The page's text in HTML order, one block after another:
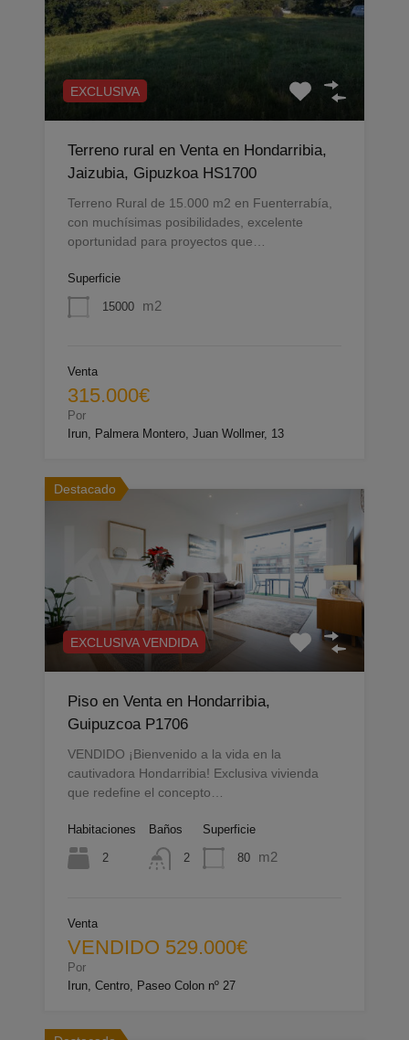
EXCLUSIVA
Terreno rural en Venta en Hondarribia,
Jaizubia, Gipuzkoa HS1700
Terreno Rural de 15.000 m2 en Fuenterrabía,
con muchísimas posibilidades, excelente
oportunidad para proyectos que…
Superficie
15000 m2
Venta
315.000€
Por
Irun, Palmera Montero, Juan Wollmer, 13
Destacado
EXCLUSIVA VENDIDA
Piso en Venta en Hondarribia,
Guipuzcoa P1706
VENDIDO ¡Bienvenido a la vida en la
cautivadora Hondarribia! Exclusiva vivienda
que redefine el concepto…
Habitaciones
2
Baños
2
Superficie
80 m2
Venta
VENDIDO 529.000€
Por
Irun, Centro, Paseo Colon nº 27